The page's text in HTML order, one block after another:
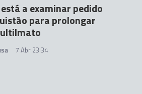
a examinar pedido
para prolongar
7 Abr 23:34